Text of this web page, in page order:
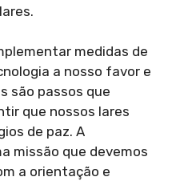
medidas de
a nosso favor e
são passos que
que nossos lares
de paz. A
missão que devemos
a orientação e